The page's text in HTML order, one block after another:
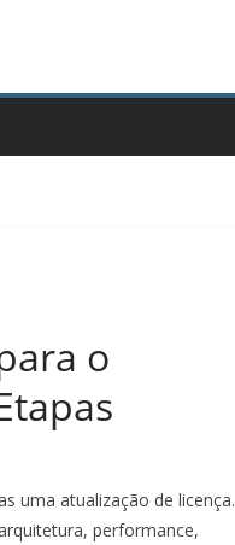
o
uma atualização de licença.
performance,